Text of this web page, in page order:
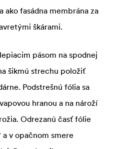
ako fasádna membrána za
škárami.
pásom na spodnej
šikmú strechu položiť
Podstrešnú fólia sa
hranou a na nároží
Odrezanú časť fólie
v opačnom smere